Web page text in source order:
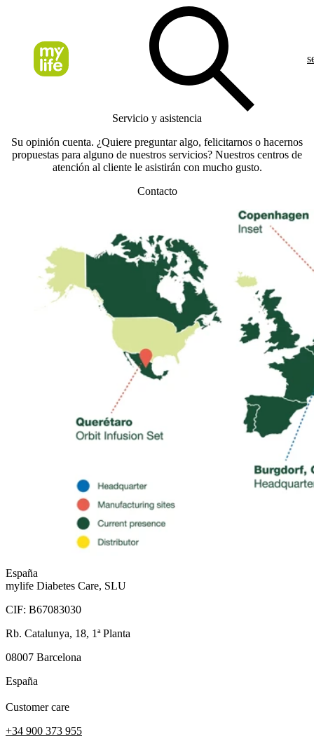
Servicio y asistencia
Su opinión cuenta. ¿Quiere preguntar algo, felicitarnos o hacernos
propuestas para alguno de nuestros servicios? Nuestros centros de
atención al cliente le asistirán con mucho gusto.
Contacto
España
mylife Diabetes Care, SLU
CIF: B67083030
Rb. Catalunya, 18, 1ª Planta
08007 Barcelona
España
Customer care
+34 900 373 955